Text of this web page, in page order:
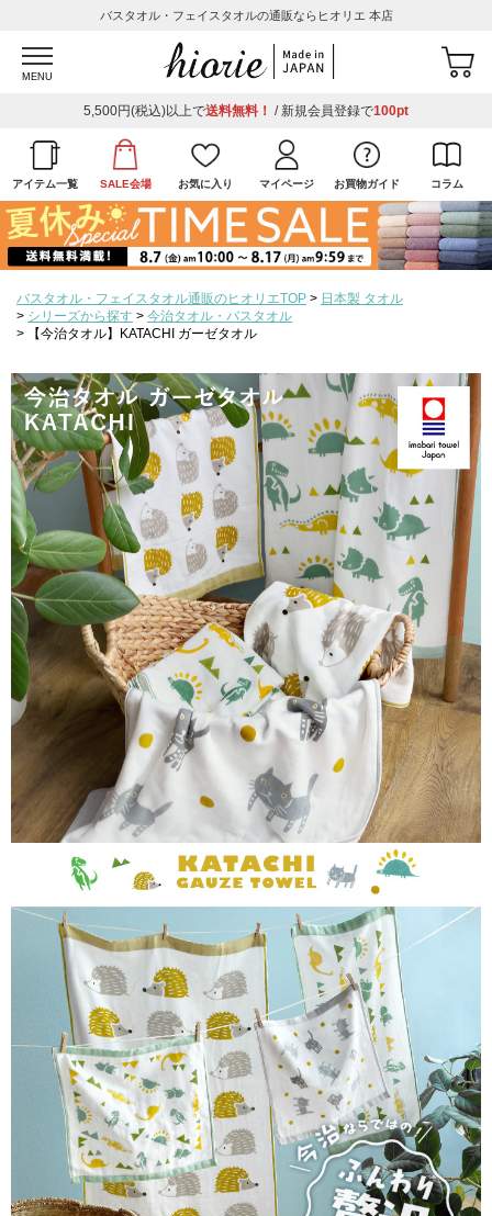
バスタオル・フェイスタオルの通販ならヒオリエ 本店
MENU
5,500円(税込)以上で送料無料！ / 新規会員登録で100pt
アイテム一覧 SALE会場 お気に入り マイページ お買物ガイド コラム
バスタオル・フェイスタオル通販のヒオリエTOP
日本製 タオル
シリーズから探す
今治タオル・バスタオル
【今治タオル】KATACHI ガーゼタオル